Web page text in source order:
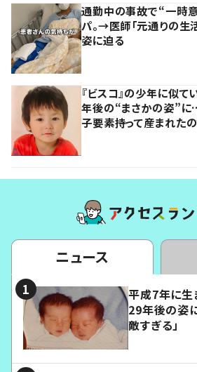
通勤中の事故で“一時
パ。→医師「元通りの生
姿に迫る
『ビスコ』の少年に似
年後の“まさかの姿”に…
子要素持って産まれたの
ニュース
平成7年に
29年後の姿
敵すぎる」